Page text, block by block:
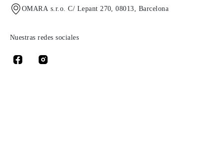
OMARA s.r.o. C/ Lepant 270, 08013, Barcelona
Nuestras redes sociales